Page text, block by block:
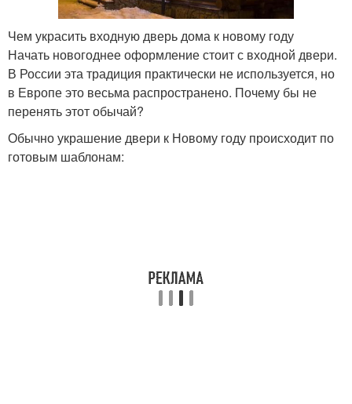
Чем украсить входную дверь дома к новому году
Начать новогоднее оформление стоит с входной двери.
В России эта традиция практически не используется, но
в Европе это весьма распространено. Почему бы не
перенять этот обычай?
Обычно украшение двери к Новому году происходит по
готовым шаблонам: